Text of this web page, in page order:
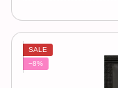
SALE
−8%